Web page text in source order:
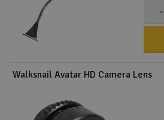
-
Walksnail Avatar HD Camera Lens